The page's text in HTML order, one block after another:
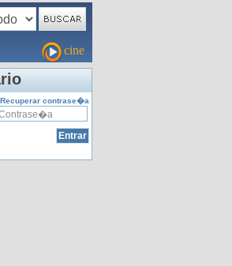
cine
Recuperar contrase�a